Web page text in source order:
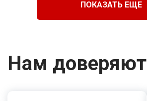
ПОКАЗАТЬ ЕЩЕ
Нам доверяют